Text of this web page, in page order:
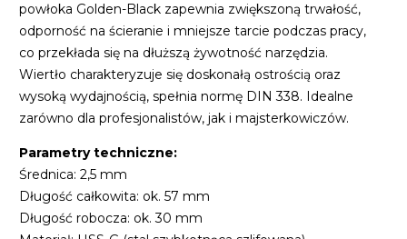
powłoka Golden-Black zapewnia zwiększoną trwałość,
odporność na ścieranie i mniejsze tarcie podczas pracy,
co przekłada się na dłuższą żywotność narzędzia.
Wiertło charakteryzuje się doskonałą ostrością oraz
wysoką wydajnością, spełnia normę DIN 338. Idealne
zarówno dla profesjonalistów, jak i majsterkowiczów.
Parametry techniczne:
Średnica: 2,5 mm
Długość całkowita: ok. 57 mm
Długość robocza: ok. 30 mm